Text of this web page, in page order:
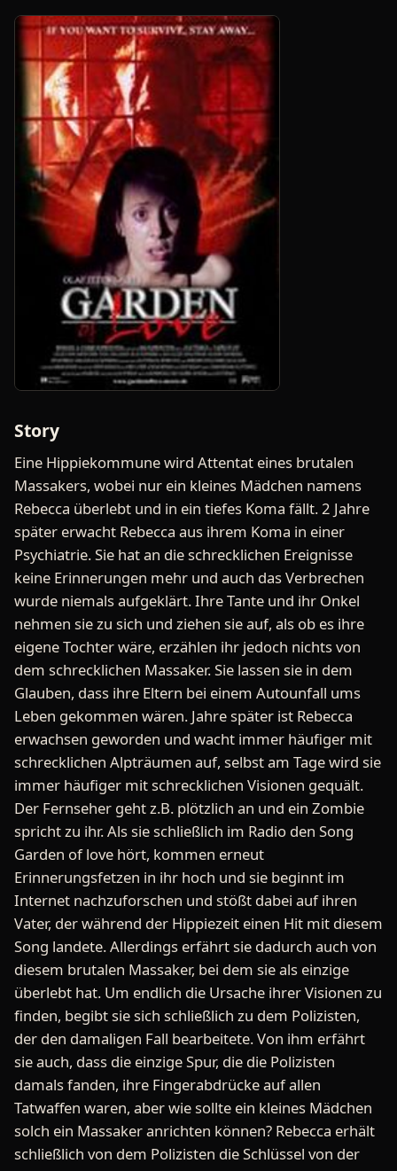
Story
Eine Hippiekommune wird Attentat eines brutalen
Massakers, wobei nur ein kleines Mädchen namens
Rebecca überlebt und in ein tiefes Koma fällt. 2 Jahre
später erwacht Rebecca aus ihrem Koma in einer
Psychiatrie. Sie hat an die schrecklichen Ereignisse
keine Erinnerungen mehr und auch das Verbrechen
wurde niemals aufgeklärt. Ihre Tante und ihr Onkel
nehmen sie zu sich und ziehen sie auf, als ob es ihre
eigene Tochter wäre, erzählen ihr jedoch nichts von
dem schrecklichen Massaker. Sie lassen sie in dem
Glauben, dass ihre Eltern bei einem Autounfall ums
Leben gekommen wären. Jahre später ist Rebecca
erwachsen geworden und wacht immer häufiger mit
schrecklichen Alpträumen auf, selbst am Tage wird sie
immer häufiger mit schrecklichen Visionen gequält.
Der Fernseher geht z.B. plötzlich an und ein Zombie
spricht zu ihr. Als sie schließlich im Radio den Song
Garden of love hört, kommen erneut
Erinnerungsfetzen in ihr hoch und sie beginnt im
Internet nachzuforschen und stößt dabei auf ihren
Vater, der während der Hippiezeit einen Hit mit diesem
Song landete. Allerdings erfährt sie dadurch auch von
diesem brutalen Massaker, bei dem sie als einzige
überlebt hat. Um endlich die Ursache ihrer Visionen zu
finden, begibt sie sich schließlich zu dem Polizisten,
der den damaligen Fall bearbeitete. Von ihm erfährt
sie auch, dass die einzige Spur, die die Polizisten
damals fanden, ihre Fingerabdrücke auf allen
Tatwaffen waren, aber wie sollte ein kleines Mädchen
solch ein Massaker anrichten können? Rebecca erhält
schließlich von dem Polizisten die Schlüssel von der